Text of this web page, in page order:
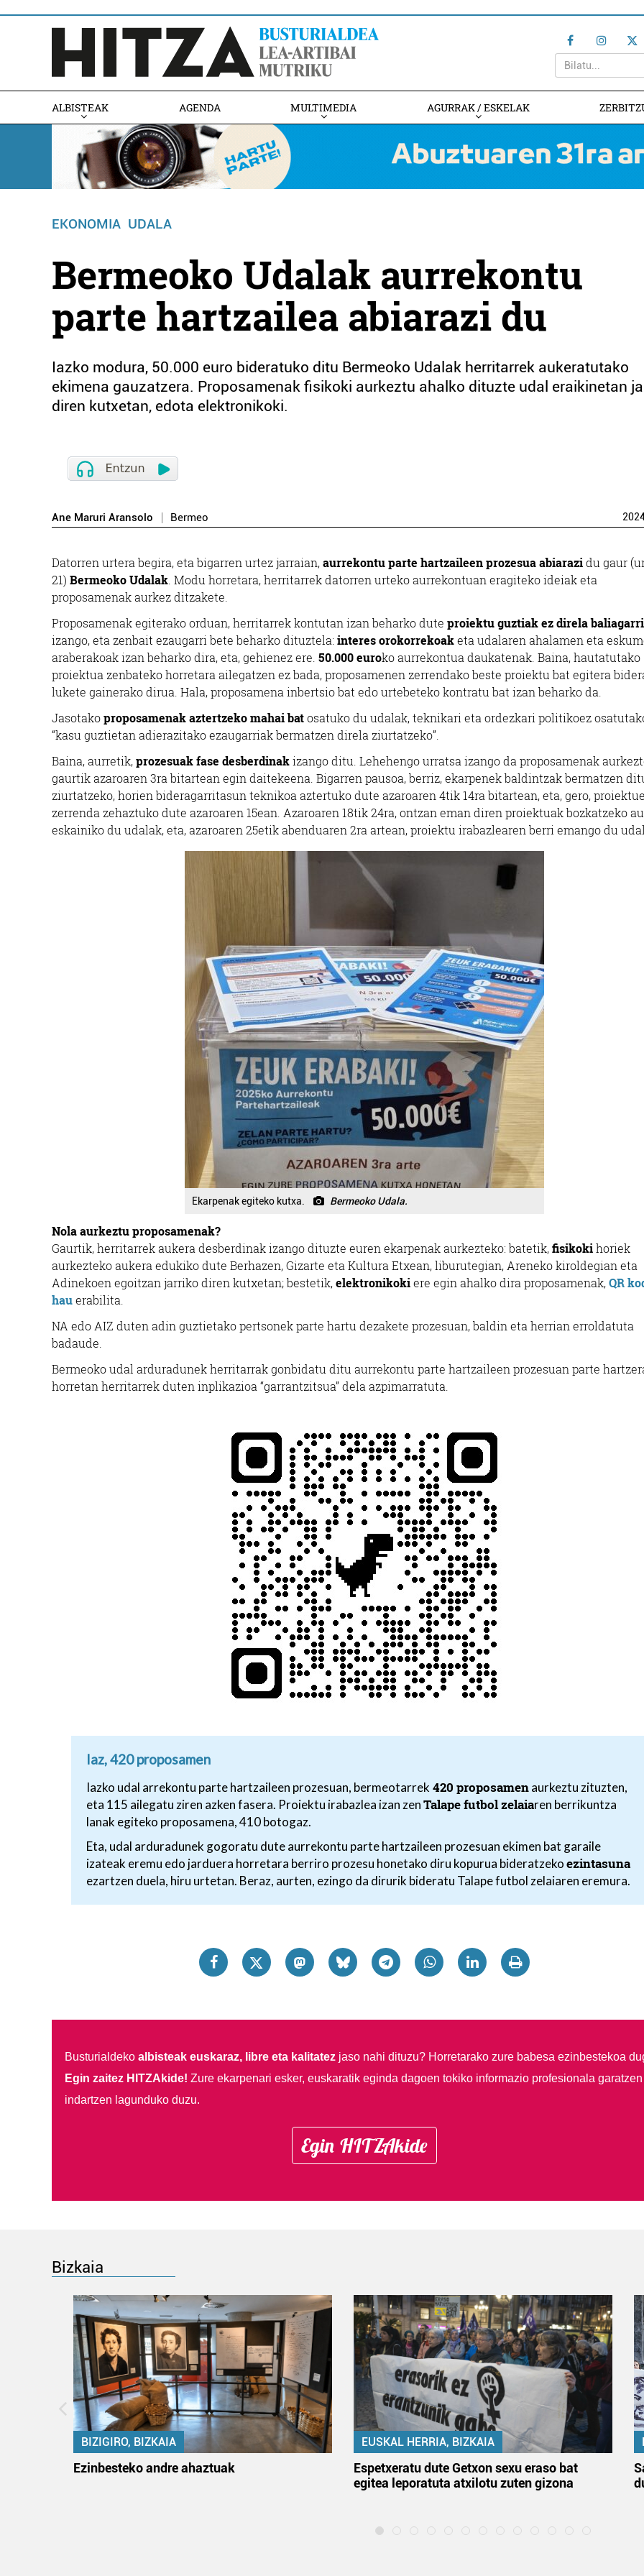
ALBISTEAK AGENDA MULTIMEDIA AGURRAK / ESKELAK
EKONOMIA UDALA
Bermeoko Udalak aurrekontu
parte hartzailea abiarazi du
Iazko modura, 50.000 euro bideratuko ditu Bermeoko Udalak herritarrek aukeratutako
ekimena gauzatzera. Proposamenak fisikoki aurkeztu ahalko dituzte udal eraikinetan
diren kutxetan, edota elektronikoki.
Ane Maruri Aransolo Bermeo
Datorren urtera begira, eta bigarren urtez jarraian,aurrekontu parte hartzaileen prozesua abiarazidu gaur
21) Bermeoko Udalak . Modu horretara, herritarrek datorren urteko aurrekontuan eragiteko ideiak eta
proposamenak aurkez ditzakete.
Proposamenak egiterako orduan, herritarrek kontutan izan beharko dute proiektu guztiak ez direla
izango, eta zenbait ezaugarri bete beharko dituztela: interes orokorrekoaketa udalaren ahalamen eta
araberakoak izan beharko dira, eta, gehienez ere. 50.000 euroko aurrekontua daukatenak. Baina, hautatutako
proiektua zenbateko horretara ailegatzen ez bada, proposamenen zerrendako beste proiektu bat egitera
lukete gainerako dirua. Hala, proposamena inbertsio bat edo urtebeteko kontratu bat izan beharko da.
Jasotakoproposamenak aztertzeko mahai batosatuko du udalak, teknikari eta ordezkari politikoez
“kasu guztietan adierazitako ezaugarriak bermatzen direla ziurtatzeko”.
Baina, aurretik,prozesuak fase desberdinakizango ditu. Lehehengo urratsa izango da proposamenak
gaurtik azaroaren 3ra bitartean egin daitekeena. Bigarren pausoa, berriz, ekarpenek baldintzak bermatzen
ziurtatzeko, horien bideragarritasun teknikoa aztertuko dute azaroaren 4tik 14ra bitartean, eta, gero,
zerrenda zehaztuko dute azaroaren 15ean. Azaroaren 18tik 24ra, ontzan eman diren proiektuak bozkatzeko
eskainiko du udalak, eta, azaroaren 25etik abenduaren 2ra artean, proiektu irabazlearen berri emango du
Ekarpenak egiteko kutxa. Bermeoko Udala.
Nola aurkeztu proposamenak?
Gaurtik, herritarrek aukera desberdinak izango dituzte euren ekarpenak aurkezteko: batetik,fisikokihoriek
aurkezteko aukera edukiko dute Berhazen, Gizarte eta Kultura Etxean, liburutegian, Areneko kiroldegian eta
Adinekoen egoitzan jarriko diren kutxetan; bestetik,elektronikokiere egin ahalko dira proposamenak,QR
hauerabilita.
NA edo AIZ duten adin guztietako pertsonek parte hartu dezakete prozesuan, baldin eta herrian erroldatuta
badaude.
Bermeoko udal arduradunek herritarrak gonbidatu ditu aurrekontu parte hartzaileen prozesuan parte
horretan herritarrek duten inplikazioa “garrantzitsua” dela azpimarratuta.
Iaz, 420 proposamen
Iazko udal arrekontu parte hartzaileen prozesuan, bermeotarrek 420 proposamenaurkeztu zituzten,
eta 115 ailegatu ziren azken fasera. Proiektu irabazlea izan zenTalape futbol zelaiaren berrikuntza
lanak egiteko proposamena, 410 botogaz.
Eta, udal arduradunek gogoratu dute aurrekontu parte hartzaileen prozesuan ekimen bat garaile
izateak eremu edo jarduera horretara berriro prozesu honetako diru kopurua bideratzekoezintasuna
ezartzen duela, hiru urtetan. Beraz, aurten, ezingo da dirurik bideratu Talape futbol zelaiaren eremura.
Busturialdeko albisteak euskaraz, libre eta kalitatezjaso nahi dituzu? Horretarako zure babesa ezinbestekoa
Egin zaitez HITZAkide! Zure ekarpenari esker, euskaratik eginda dagoen tokiko informazio profesionala
indartzen lagunduko duzu.
Egin HITZAkide
Bizkaia
BIZIGIRO, BIZKAIA
Ezinbesteko andre ahaztuak
EUSKAL HERRIA, BIZKAIA
Espetxeratu dute Getxon sexu eraso bat
egitea leporatuta atxilotu zuten gizona